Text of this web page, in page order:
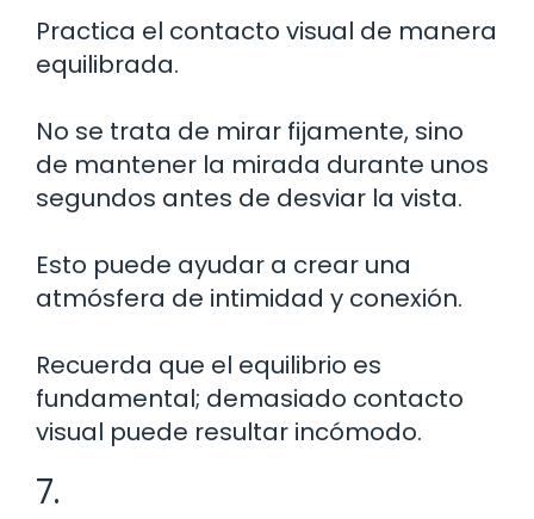
Practica el contacto visual de manera
equilibrada.
No se trata de mirar fijamente, sino
de mantener la mirada durante unos
segundos antes de desviar la vista.
Esto puede ayudar a crear una
atmósfera de intimidad y conexión.
Recuerda que el equilibrio es
fundamental; demasiado contacto
visual puede resultar incómodo.
7.